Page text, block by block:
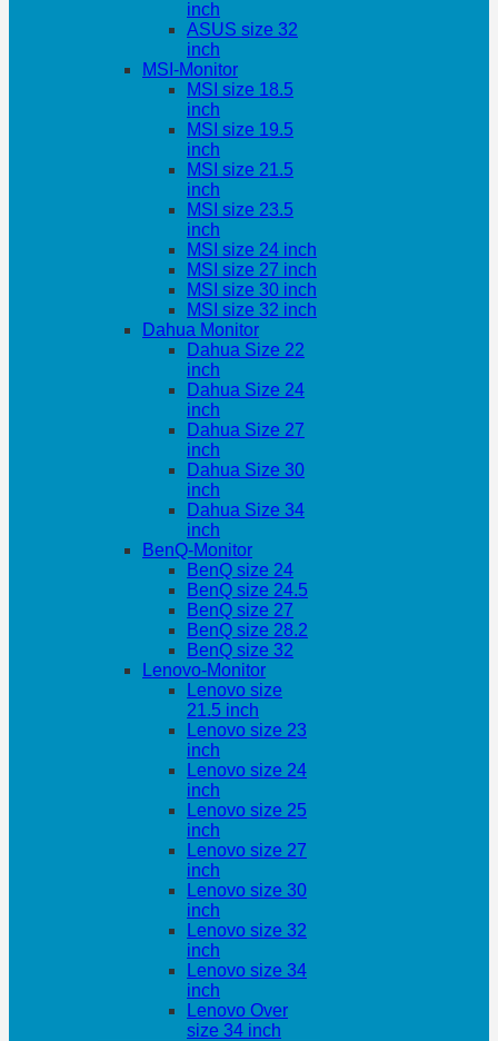
inch
ASUS size 32
inch
MSI-Monitor
MSI size 18.5
inch
MSI size 19.5
inch
MSI size 21.5
inch
MSI size 23.5
inch
MSI size 24 inch
MSI size 27 inch
MSI size 30 inch
MSI size 32 inch
Dahua Monitor
Dahua Size 22
inch
Dahua Size 24
inch
Dahua Size 27
inch
Dahua Size 30
inch
Dahua Size 34
inch
BenQ-Monitor
BenQ size 24
BenQ size 24.5
BenQ size 27
BenQ size 28.2
BenQ size 32
Lenovo-Monitor
Lenovo size
21.5 inch
Lenovo size 23
inch
Lenovo size 24
inch
Lenovo size 25
inch
Lenovo size 27
inch
Lenovo size 30
inch
Lenovo size 32
inch
Lenovo size 34
inch
Lenovo Over
size 34 inch